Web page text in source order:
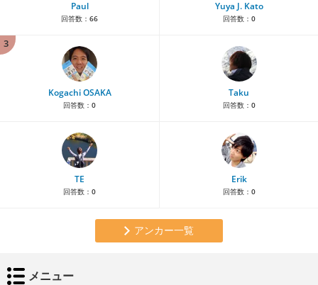
Paul
回答数： 66
Yuya J. Kato
回答数： 0
3
Kogachi OSAKA
回答数： 0
Taku
回答数： 0
TE
回答数： 0
Erik
回答数： 0
アンカー一覧
メニュー